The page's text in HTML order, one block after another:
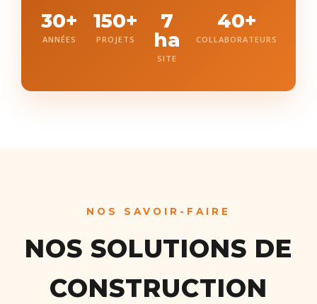
30+
ANNÉES
150+
PROJETS
7
ha
SITE
40+
COLLABORATEURS
NOS SAVOIR-FAIRE
NOS SOLUTIONS DE
CONSTRUCTION